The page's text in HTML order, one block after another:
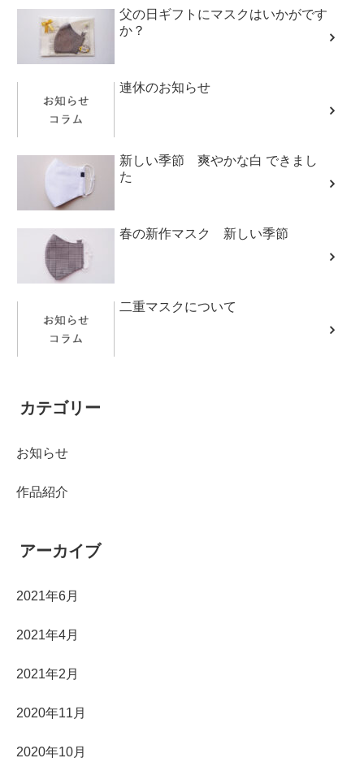
父の日ギフトにマスクはいかがです
か？
連休のお知らせ
新しい季節 爽やかな白 できまし
た
春の新作マスク 新しい季節
二重マスクについて
カテゴリー
お知らせ
作品紹介
アーカイブ
2021年6月
2021年4月
2021年2月
2020年11月
2020年10月